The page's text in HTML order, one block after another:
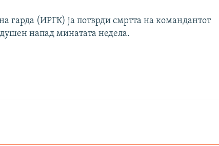
гарда (ИРГК) ја потврди смртта на командантот
напад минатата недела.